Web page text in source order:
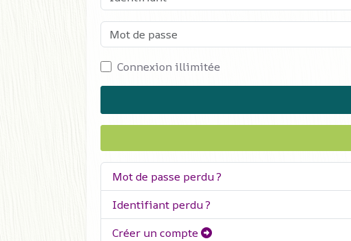
Mot de passe
Connexion illimitée
Mot de passe perdu ?
Identifiant perdu ?
Créer un compte